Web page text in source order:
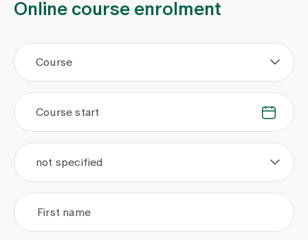
Online course enrolment
Course
. .
Course start
not specified
First name